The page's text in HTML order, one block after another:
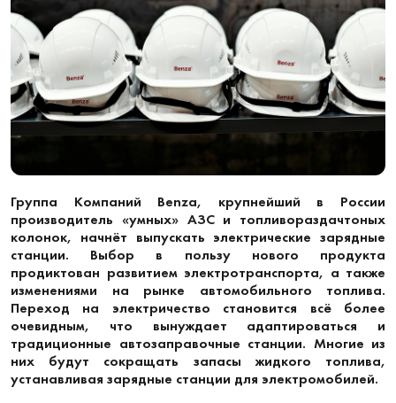
Группа Компаний Benza, крупнейший в России
производитель «умных» АЗС и топливораздачтоных
колонок, начнёт выпускать электрические зарядные
станции. Выбор в пользу нового продукта
продиктован развитием электротранспорта, а также
изменениями на рынке автомобильного топлива.
Переход на электричество становится всё более
очевидным, что вынуждает адаптироваться и
традиционные автозаправочные станции. Многие из
них будут сокращать запасы жидкого топлива,
устанавливая зарядные станции для электромобилей.